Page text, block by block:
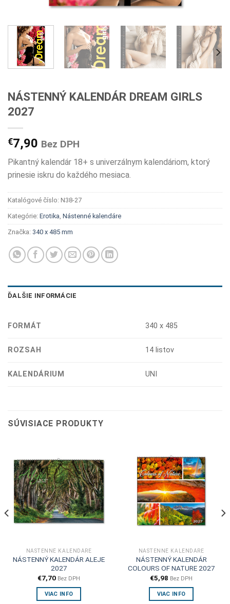
NÁSTENNÝ KALENDÁR DREAM GIRLS
2027
€7,90 Bez DPH
Pikantný kalendár 18+ s univerzálnym kalendáriom, ktorý
prinesie iskru do každého mesiaca.
Katalógové číslo: N38-27
Kategórie: Erotika Nástenné kalendáre
Značka: 340 x 485 mm
ĎALŠIE INFORMÁCIE
FORMÁT 340 x 485
ROZSAH 14 listov
KALENDÁRIUM UNI
SÚVISIACE PRODUKTY
NÁSTENNÉ KALENDÁRE
NÁSTENNÝ KALENDÁR ALEJE
2027
€7,70 Bez DPH
VIAC INFO
NÁSTENNÉ KALENDÁRE
NÁSTENNÝ KALENDÁR
COLOURS OF NATURE 2027
€5,98 Bez DPH
VIAC INFO